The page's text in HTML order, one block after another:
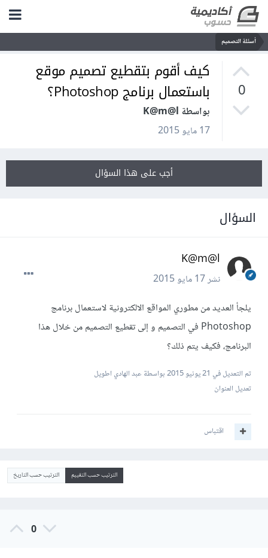
أسئلة التصميم
0
كيف أقوم بتقطيع تصميم موقع
باستعمال برنامج Photoshop؟
بواسطة K@m@l
17 مايو 2015
أجب على هذا السؤال
السؤال
K@m@l
نشر17 مايو 2015
يلجأ العديد من مطوري المواقع الالكترونية لاستعمال برنامج
Photoshop في التصميم و إلى تقطيع التصميم من خلال هذا
البرنامج، فكيف يتم ذلك؟
تم التعديل في 21 يونيو 2015
بواسطة عبد الهادي اطويل
تعديل العنوان
اقتباس
الترتيب حسب التقييم الترتيب حسب التاريخ
0